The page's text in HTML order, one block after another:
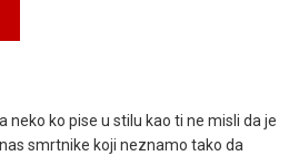
neko ko pise u stilu kao ti ne misli da je
smrtnike koji neznamo tako da